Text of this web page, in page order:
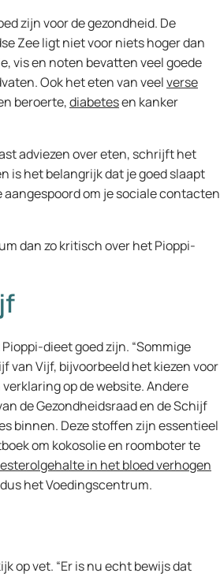
zijn voor de gezondheid. De
Zee ligt niet voor niets hoger dan
vis en noten bevatten veel goede
Ook het eten van veelverse
beroerte,diabetesen kanker
adviezen over eten, schrijft het
is het belangrijk dat je goed slaapt
om je sociale contacten
dan zo kritisch over het Pioppi-
dieet goed zijn. “Sommige
van Vijf, bijvoorbeeld het kiezen voor
op de website. Andere
de Gezondheidsraad en de Schijf
binnen. Deze stoffen zijn essentieel
om kokosolie en roomboter te
in het bloed verhogen
het Voedingscentrum.
op vet. “Er is nu echt bewijs dat